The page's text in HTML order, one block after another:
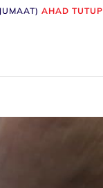
AHAD TUTUP